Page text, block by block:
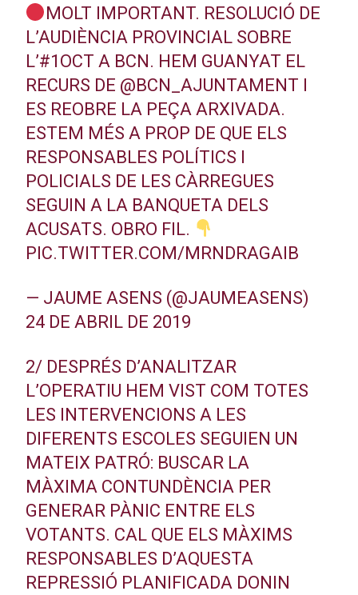
MOLT IMPORTANT. RESOLUCIÓ DE
L’AUDIÈNCIA PROVINCIAL SOBRE
L’#1OCT A BCN. HEM GUANYAT EL
RECURS DE @BCN_AJUNTAMENT I
ES REOBRE LA PEÇA ARXIVADA.
ESTEM MÉS A PROP DE QUE ELS
RESPONSABLES POLÍTICS I
POLICIALS DE LES CÀRREGUES
SEGUIN A LA BANQUETA DELS
ACUSATS. OBRO FIL.
PIC.TWITTER.COM/MRNDRAGAIB
— JAUME ASENS (@JAUMEASENS)
24 DE ABRIL DE 2019
2/ DESPRÉS D’ANALITZAR
L’OPERATIU HEM VIST COM TOTES
LES INTERVENCIONS A LES
DIFERENTS ESCOLES SEGUIEN UN
MATEIX PATRÓ: BUSCAR LA
MÀXIMA CONTUNDÈNCIA PER
GENERAR PÀNIC ENTRE ELS
VOTANTS. CAL QUE ELS MÀXIMS
RESPONSABLES D’AQUESTA
REPRESSIÓ PLANIFICADA DONIN